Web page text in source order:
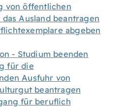
von öffentlichen
Ausland beantragen
abgeben
- Studium beenden
für die
Ausfuhr von
beantragen
für beruflich